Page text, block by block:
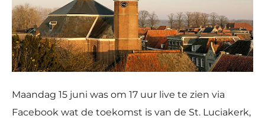
Maandag 15 juni was om 17 uur live te zien via
Facebook wat de toekomst is van de St. Luciakerk,